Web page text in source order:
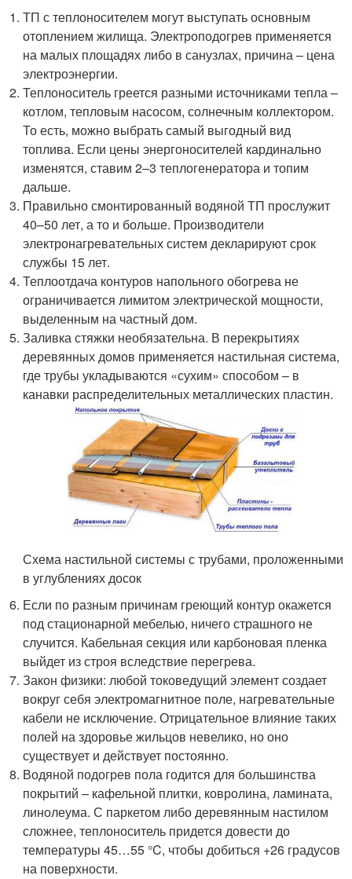
ТП с теплоносителем могут выступать основным
отоплением жилища. Электроподогрев применяется
на малых площадях либо в санузлах, причина – цена
электроэнергии.
Теплоноситель греется разными источниками тепла –
котлом, тепловым насосом, солнечным коллектором.
То есть, можно выбрать самый выгодный вид
топлива. Если цены энергоносителей кардинально
изменятся, ставим 2–3 теплогенератора и топим
дальше.
Правильно смонтированный водяной ТП прослужит
40–50 лет, а то и больше. Производители
электронагревательных систем декларируют срок
службы 15 лет.
Теплоотдача контуров напольного обогрева не
ограничивается лимитом электрической мощности,
выделенным на частный дом.
Заливка стяжки необязательна. В перекрытиях
деревянных домов применяется настильная система,
где трубы укладываются «сухим» способом – в
канавки распределительных металлических пластин.
Схема настильной системы с трубами, проложенными
в углублениях досок
Если по разным причинам греющий контур окажется
под стационарной мебелью, ничего страшного не
случится. Кабельная секция или карбоновая пленка
выйдет из строя вследствие перегрева.
Закон физики: любой токоведущий элемент создает
вокруг себя электромагнитное поле, нагревательные
кабели не исключение. Отрицательное влияние таких
полей на здоровье жильцов невелико, но оно
существует и действует постоянно.
Водяной подогрев пола годится для большинства
покрытий – кафельной плитки, ковролина, ламината,
линолеума. С паркетом либо деревянным настилом
сложнее, теплоноситель придется довести до
температуры 45…55 °C, чтобы добиться +26 градусов
на поверхности.